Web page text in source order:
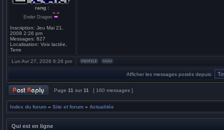
rang :
Ender Dragon
Inscription: Jeu Mai 21,
2009 2:26 pm
Messages: 827
Localisation: Voix lactée,
Terre
Lun Avr 27, 2026 6:26 pm
Afficher les messages postés depuis:
Page 11 sur 11 [ 160 messages ]
Index du forum » Site et forum » Actualitée
Qui est en ligne